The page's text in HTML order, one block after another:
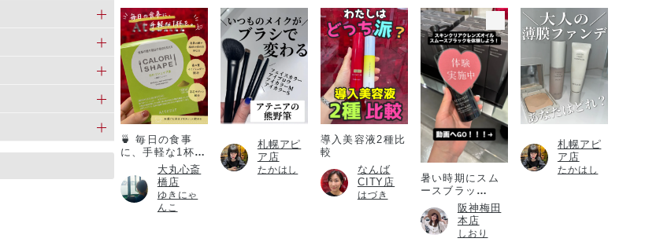
🍵 毎日の食事
に、手軽な1杯
大丸心斎
橋店
ゆきにゃ
んこ
札幌アピ
ア店
たかはし
導入美容液2種比
較
なんば
CITY店
はづき
暑い時期にスム
ースブラッ
ク！！！阪神梅田
本店
しおり
札幌アピ
ア店
たかはし